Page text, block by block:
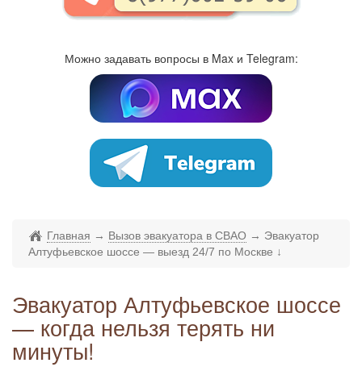
Можно задавать вопросы в Max и Telegram:
Главная → Вызов эвакуатора в СВАО → Эвакуатор
Алтуфьевское шоссе — выезд 24/7 по Москве ↓
Эвакуатор Алтуфьевское шоссе
— когда нельзя терять ни
минуты!